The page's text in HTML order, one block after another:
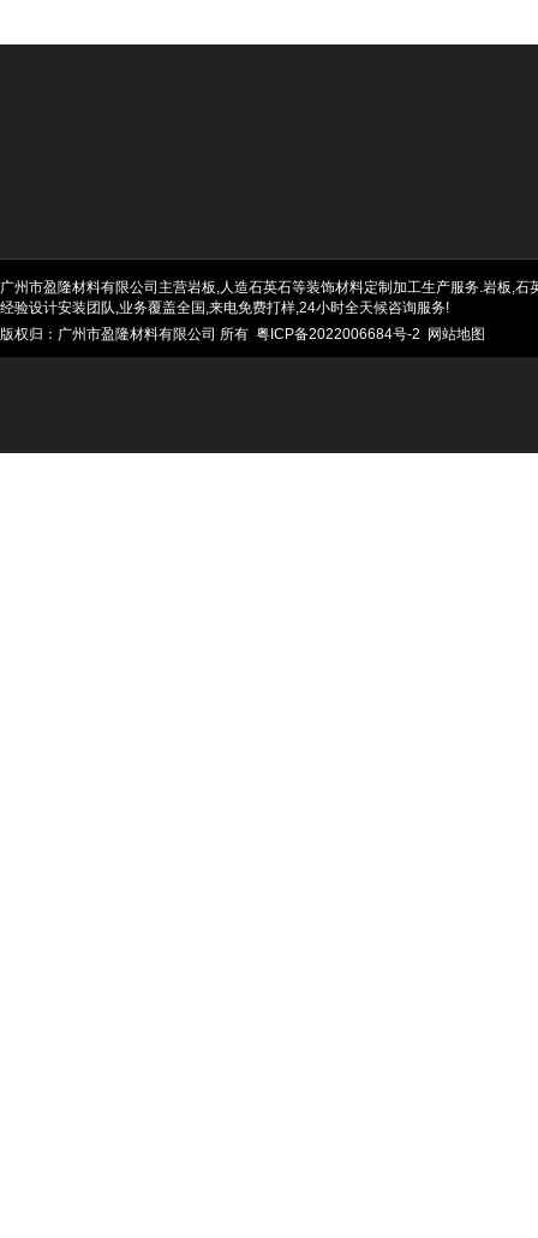
广州市盈隆材料有限公司主营岩板,人造石英石等装饰材料定制加工生产服务.岩板,
经验设计安装团队,业务覆盖全国,来电免费打样,24小时全天候咨询服务!
版权归：广州市盈隆材料有限公司 所有 粤ICP备2022006684号-2 网站地图